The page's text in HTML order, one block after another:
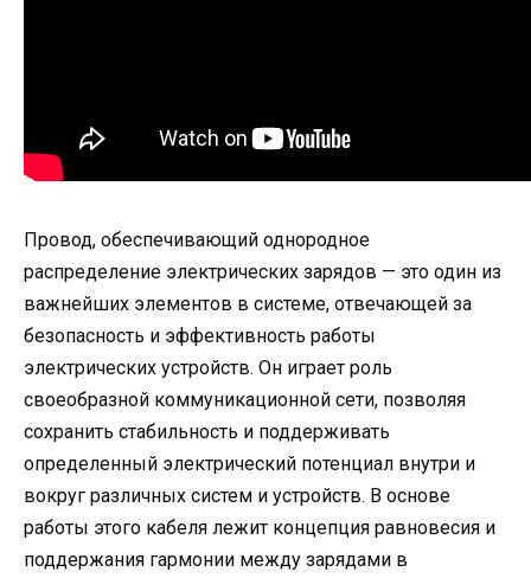
Провод, обеспечивающий однородное
распределение электрических зарядов — это один из
важнейших элементов в системе, отвечающей за
безопасность и эффективность работы
электрических устройств. Он играет роль
своеобразной коммуникационной сети, позволяя
сохранить стабильность и поддерживать
определенный электрический потенциал внутри и
вокруг различных систем и устройств. В основе
работы этого кабеля лежит концепция равновесия и
поддержания гармонии между зарядами в